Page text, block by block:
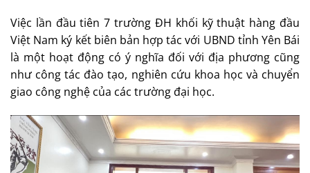
Việc lần đầu tiên 7 trường ĐH khối kỹ thuật hàng đầu
Việt Nam ký kết biên bản hợp tác với UBND tỉnh Yên Bái
là một hoạt động có ý nghĩa đối với địa phương cũng
như công tác đào tạo, nghiên cứu khoa học và chuyển
giao công nghệ của các trường đại học.